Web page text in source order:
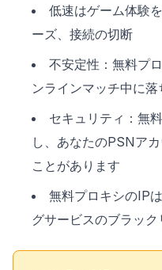
低速はゲーム体験
ーズ、接続の切断
不安定性：無料プ
ンラインマッチ中に
セキュリティ：無
し、あなたのPSNア
ことがあります
無料プロキシのIP
グサービスのブラッ